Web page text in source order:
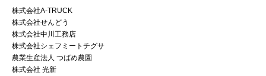
株式会社A-TRUCK
株式会社せんどう
株式会社中川工務店
株式会社シェフミートチグサ
農業生産法人 つばめ農園
株式会社 光新